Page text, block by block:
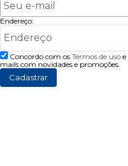
Endereço:
Concordo com os Termos de uso e
mails com novidades e promoções.
Cadastrar